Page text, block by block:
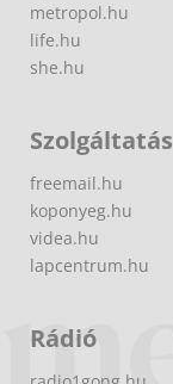
metropol.hu
life.hu
she.hu
Szolgáltatás
freemail.hu
koponyeg.hu
videa.hu
lapcentrum.hu
Rádió